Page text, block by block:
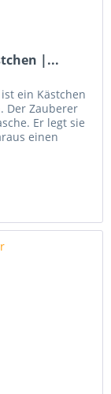
|...
ein Kästchen
Der Zauberer
Er legt sie
einen